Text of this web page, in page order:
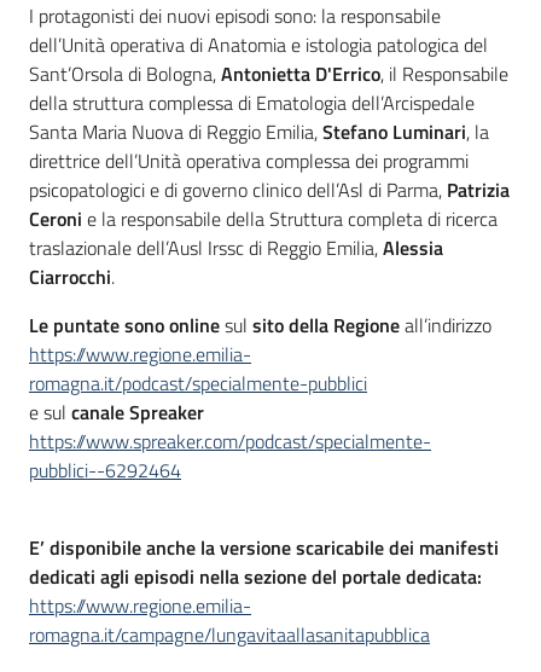
I protagonisti dei nuovi episodi sono: la responsabile
dell’Unità operativa di Anatomia e istologia patologica del
Sant’Orsola di Bologna,Antonietta D'Errico, il Responsabile
della struttura complessa di Ematologia dell’Arcispedale
Santa Maria Nuova di Reggio Emilia,Stefano Luminari, la
direttrice dell’Unità operativa complessa dei programmi
psicopatologici e di governo clinico dell’Asl di Parma, Patrizia
Ceroni e la responsabile della Struttura completa di ricerca
traslazionale dell’Ausl Irssc di Reggio Emilia,Alessia
Ciarrocchi.
Le puntate sono onlinesul sito della Regioneall’indirizzo
https://www.regione.emilia-
romagna.it/podcast/specialmente-pubblici
e sul canale Spreaker
https://www.spreaker.com/podcast/specialmente-
pubblici--6292464
E’ disponibile anche la versione scaricabile dei manifesti
dedicati agli episodi nella sezione del portale dedicata:
https://www.regione.emilia-
romagna.it/campagne/lungavitaallasanitapubblica